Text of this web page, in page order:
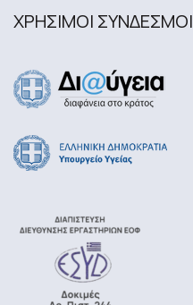
ΧΡΗΣΙΜΟΙ ΣΥΝΔΕΣΜΟΙ